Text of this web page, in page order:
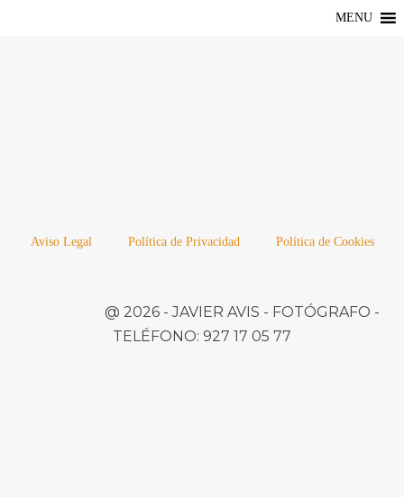
MENU
Aviso Legal Política de Privacidad Política de Cookies
@ 2026 -JAVIER AVIS - FOTÓGRAFO -
TELÉFONO: 927 17 05 77